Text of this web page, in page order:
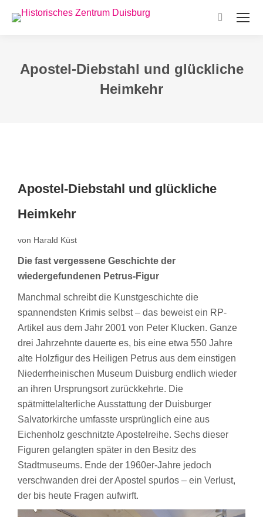
Search:
Apostel-Diebstahl und glückliche
Heimkehr
Apostel-Diebstahl und glückliche
Heimkehr
von Harald Küst
Die fast vergessene Geschichte der
wiedergefundenen Petrus-Figur
Manchmal schreibt die Kunstgeschichte die
spannendsten Krimis selbst – das beweist ein RP-
Artikel aus dem Jahr 2001 von Peter Klucken. Ganze
drei Jahrzehnte dauerte es, bis eine etwa 550 Jahre
alte Holzfigur des Heiligen Petrus aus dem einstigen
Niederrheinischen Museum Duisburg endlich wieder
an ihren Ursprungsort zurückkehrte. Die
spätmittelalterliche Ausstattung der Duisburger
Salvatorkirche umfasste ursprünglich eine aus
Eichenholz geschnitzte Apostelreihe. Sechs dieser
Figuren gelangten später in den Besitz des
Stadtmuseums. Ende der 1960er-Jahre jedoch
verschwanden drei der Apostel spurlos – ein Verlust,
der bis heute Fragen aufwirft.